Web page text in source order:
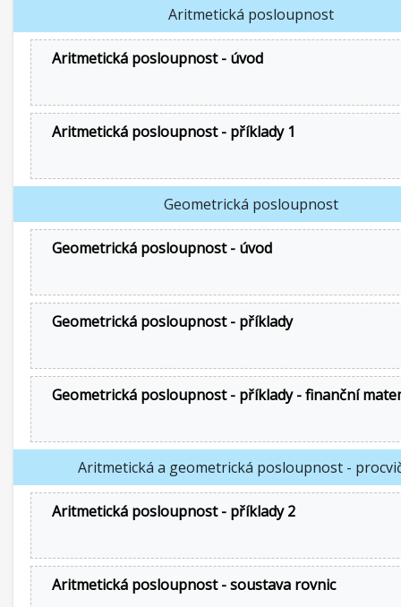
Aritmetická posloupnost
Aritmetická posloupnost - úvod
Aritmetická posloupnost - příklady 1
Geometrická posloupnost
Geometrická posloupnost - úvod
Geometrická posloupnost - příklady
Geometrická posloupnost - příklady - finanční
Aritmetická a geometrická posloupnost -
Aritmetická posloupnost - příklady 2
Aritmetická posloupnost - soustava rovnic